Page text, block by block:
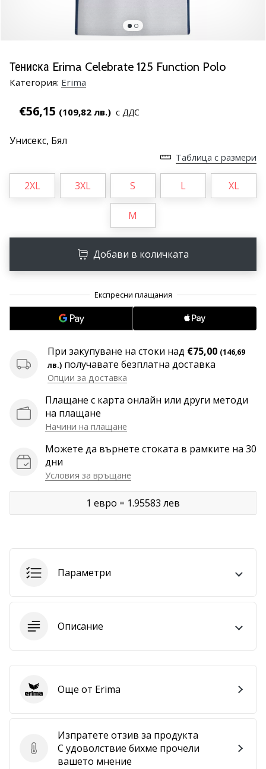
страст
като
Присъединете
като
амбасадор
марката.
1 мин. четене
програма
Имате
собствен
уебсайт,
блог,
Facebook
страница
дискусионен
форум?
да
генерират
приходи.
Покажи
всички
статии
Тениска Erima Celebrate 125 Function Polo
Категория: Erima
€56,15 (109,82 лв.) с ДДС
Унисекс, Бял
Таблица с размери
2XL 3XL S L XL
M
Добави в количката
При закупуване на стоки над €75,00 (146,69
лв.) получавате безплатна доставка
Опции за доставка
Плащане с карта онлайн или други методи
на плащане
Начини на плащане
Можете да върнете стоката в рамките на 30
дни
Условия за връщане
1 евро = 1.95583 лев
Параметри
Описание
Изпратете отзив за продукта
Изпратете отзив за продукта
С удоволствие бихме прочели
вашето мнение
ErimaОще от Erima